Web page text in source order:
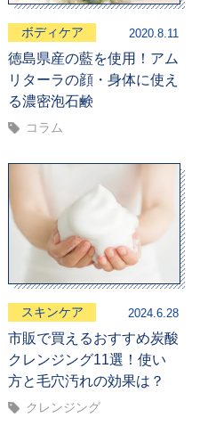
ボディケア 2020.8.11
徳島県産の藍を使用！アム
リターラの顔・身体に使え
る濃密泡石鹸
コラム
スキンケア 2024.6.28
市販で買えるおすすめ炭酸
クレンジング11選！使い
方と毛穴汚れの効果は？
クレンジング